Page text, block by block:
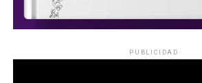
PUBLICIDAD